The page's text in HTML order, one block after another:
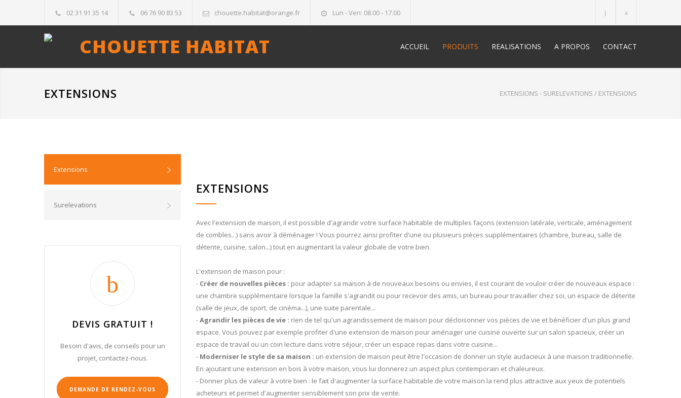
02 31 91 35 14 06 76 90 83 53 chouette.habitat@orange.fr Lun - Ven: 08.00 - 17.00
CHOUETTE HABITAT ACCUEIL PRODUITS REALISATIONS A PROPOS CONTACT
EXTENSIONS EXTENSIONS - SURELEVATIONS / EXTENSIONS
Extensions
Surelevations
DEVIS GRATUIT !
Besoin d'avis, de conseils pour un
projet, contactez-nous.
DEMANDE DE RENDEZ-VOUS
EXTENSIONS
Avec l'extension de maison, il est possible d'agrandir votre surface habitable de multiples façons (extension latérale, verticale, aménagement
de combles...) sans avoir à déménager ! Vous pourrez ainsi profiter d'une ou plusieurs pièces supplémentaires (chambre, bureau, salle de
détente, cuisine, salon...) tout en augmentant la valeur globale de votre bien.
L'extension de maison pour :
- Créer de nouvelles pièces : pour adapter sa maison à de nouveaux besoins ou envies, il est courant de vouloir créer de nouveaux espace :
une chambre supplémentaire lorsque la famille s'agrandit ou pour recevoir des amis, un bureau pour travailler chez soi, un espace de détente
(salle de jeux, de sport, de cinéma...), une suite parentale...
-Agrandir les pièces de vie : rien de tel qu'un agrandissement de maison pour décloisonner vos pièces de vie et bénéficier d'un plus grand
espace. Vous pouvez par exemple profiter d'une extension de maison pour aménager une cuisine ouverte sur un salon spacieux, créer un
espace de travail ou un coin lecture dans votre séjour, créer un espace repas dans votre cuisine...
- Moderniser le style de sa maison : un extension de maison peut être l'occasion de donner un style audacieux à une maison traditionnelle.
En ajoutant une extension en bois à votre maison, vous lui donnerez un aspect plus contemporain et chaleureux.
- Donner plus de valeur à votre bien : le fait d'augmenter la surface habitable de votre maison la rend plus attractive aux yeux de potentiels
acheteurs et permet d'augmenter sensiblement son prix de vente.